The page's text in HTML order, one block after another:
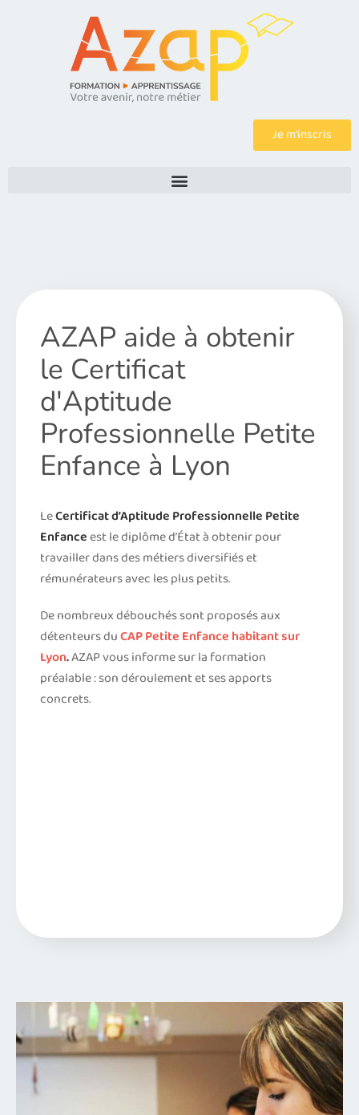
Je m’inscris
AZAP aide à obtenir
le Certificat
d'Aptitude
Professionnelle Petite
Enfance à Lyon
LeCertificat d’Aptitude Professionnelle Petite
Enfanceest le diplôme d’État à obtenir pour
travailler dans des métiers diversifiés et
rémunérateurs avec les plus petits.
De nombreux débouchés sont proposés aux
détenteurs duCAP Petite Enfance habitant sur
Lyon.AZAP vous informe sur la formation
préalable : son déroulement et ses apports
concrets.